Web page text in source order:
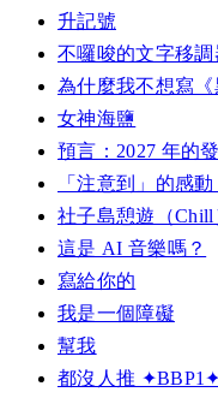
升記號
不囉唆的文字移調
為什麼我不想寫
女神海鹽
預言：2027 年的
「注意到」的感
社子島憩遊（Chill
這是 AI 音樂嗎？
寫給你的
我是一個障礙
幫我
都沒人推 ✦BBP1✦